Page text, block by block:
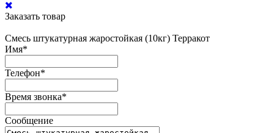
Заказать товар
Смесь штукатурная жаростойкая (10кг) Терракот
Имя*
Телефон*
Время звонка*
Сообщение